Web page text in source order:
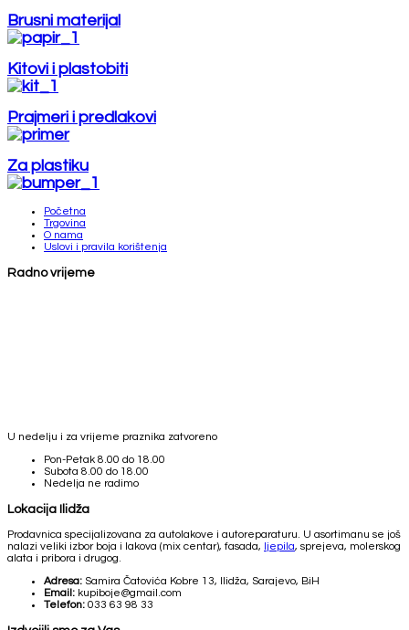
Brusni materijal
Kitovi i plastobiti
Prajmeri i predlakovi
Za plastiku
Početna
Trgovina
O nama
Uslovi i pravila korištenja
Radno vrijeme
U nedelju i za vrijeme praznika zatvoreno
Pon-Petak 8.00 do 18.00
Subota 8.00 do 18.00
Nedelja ne radimo
Lokacija Ilidža
Prodavnica specijalizovana za autolakove i autoreparaturu. U asortimanu se još
nalazi veliki izbor boja i lakova (mix centar), fasada, ljepila, sprejeva, molerskog
alata i pribora i drugog.
Adresa: Samira Čatovića Kobre 13, Ilidža, Sarajevo, BiH
Email: kupiboje@gmail.com
Telefon: 033 63 98 33